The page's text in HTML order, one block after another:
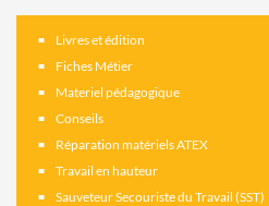
Livres et édition
Fiches Métier
Materiel pédagogique
Conseils
Réparation matériels ATEX
Travail en hauteur
Sauveteur Secouriste du Travail (SST)